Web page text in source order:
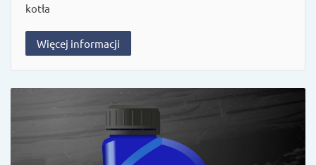
kotła
Więcej informacji